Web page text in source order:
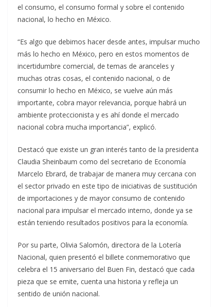
el consumo, el consumo formal y sobre el contenido
nacional, lo hecho en México.
“Es algo que debimos hacer desde antes, impulsar mucho
más lo hecho en México, pero en estos momentos de
incertidumbre comercial, de temas de aranceles y
muchas otras cosas, el contenido nacional, o de
consumir lo hecho en México, se vuelve aún más
importante, cobra mayor relevancia, porque habrá un
ambiente proteccionista y es ahí donde el mercado
nacional cobra mucha importancia”, explicó.
Destacó que existe un gran interés tanto de la presidenta
Claudia Sheinbaum como del secretario de Economía
Marcelo Ebrard, de trabajar de manera muy cercana con
el sector privado en este tipo de iniciativas de sustitución
de importaciones y de mayor consumo de contenido
nacional para impulsar el mercado interno, donde ya se
están teniendo resultados positivos para la economía.
Por su parte, Olivia Salomón, directora de la Lotería
Nacional, quien presentó el billete conmemorativo que
celebra el 15 aniversario del Buen Fin, destacó que cada
pieza que se emite, cuenta una historia y refleja un
sentido de unión nacional.